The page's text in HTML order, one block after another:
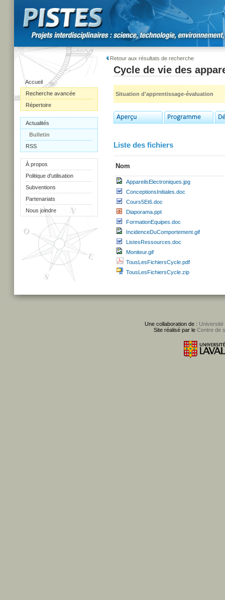
Accueil
Recherche avancée
Répertoire
Actualités
Bulletin
RSS
À propos
Politique d'utilisation
Subventions
Partenariats
Nous joindre
Retour aux résultats de recherche
Cycle de vie des
Situation d'apprentissage-évaluation
Liste des fichiers
Nom
AppareilsElectroniques.jpg
ConceptionsInitiales.doc
Cours5Et6.doc
Diaporama.ppt
FormationEquipes.doc
IncidenceDuComportement.gif
ListesRessources.doc
Moniteur.gif
TousLesFichiersCycle.pdf
TousLesFichiersCycle.zip
Une collaboration de : Université
Site réalisé par le Centre de